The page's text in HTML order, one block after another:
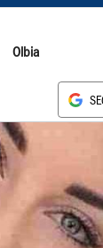
Olbia